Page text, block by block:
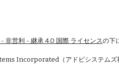
非営利 - 継承 4.0 国際 ライセンスの下
Incorporated（アドビシステムズ